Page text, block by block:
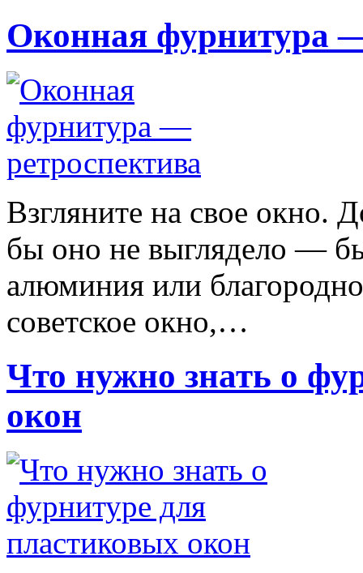
Оконная фурнитура
Взгляните на свое окно.
бы оно не выглядело —
алюминия или
советское окно,…
Что нужно знать о
окон